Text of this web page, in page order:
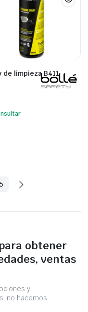
de limpieza B411
5
obtener
ventas
y
no hacemos